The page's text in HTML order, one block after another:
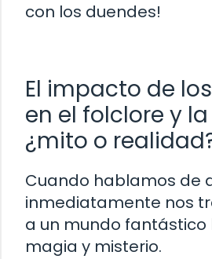
con los duendes!
El impacto de
en el folclore y
¿mito o
Cuando hablamos de
inmediatamente nos
a un mundo fantástico
magia y misterio.